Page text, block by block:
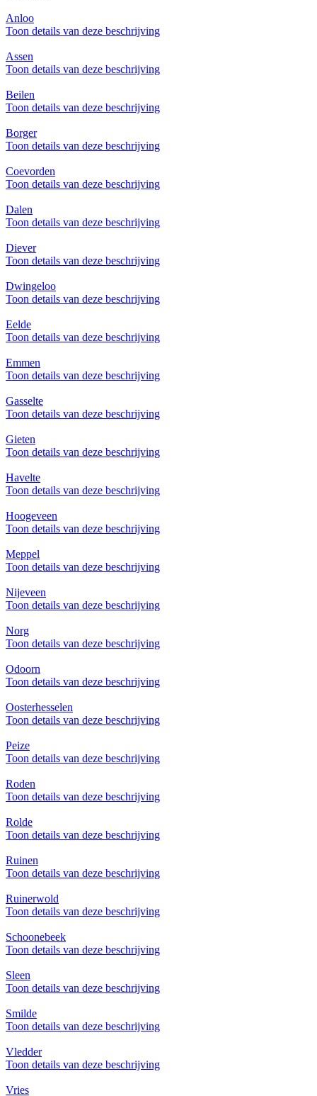
Anloo
Toon details van deze beschrijving
Assen
Toon details van deze beschrijving
Beilen
Toon details van deze beschrijving
Borger
Toon details van deze beschrijving
Coevorden
Toon details van deze beschrijving
Dalen
Toon details van deze beschrijving
Diever
Toon details van deze beschrijving
Dwingeloo
Toon details van deze beschrijving
Eelde
Toon details van deze beschrijving
Emmen
Toon details van deze beschrijving
Gasselte
Toon details van deze beschrijving
Gieten
Toon details van deze beschrijving
Havelte
Toon details van deze beschrijving
Hoogeveen
Toon details van deze beschrijving
Meppel
Toon details van deze beschrijving
Nijeveen
Toon details van deze beschrijving
Norg
Toon details van deze beschrijving
Odoorn
Toon details van deze beschrijving
Oosterhesselen
Toon details van deze beschrijving
Peize
Toon details van deze beschrijving
Roden
Toon details van deze beschrijving
Rolde
Toon details van deze beschrijving
Ruinen
Toon details van deze beschrijving
Ruinerwold
Toon details van deze beschrijving
Schoonebeek
Toon details van deze beschrijving
Sleen
Toon details van deze beschrijving
Smilde
Toon details van deze beschrijving
Vledder
Toon details van deze beschrijving
Vries